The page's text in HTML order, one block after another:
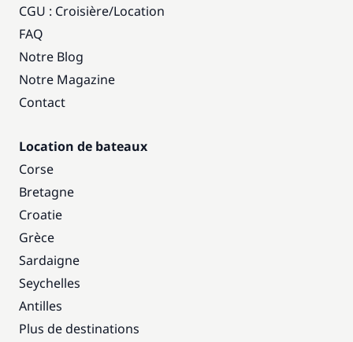
CGU : Croisière/Location
FAQ
Notre Blog
Notre Magazine
Contact
Location de bateaux
Corse
Bretagne
Croatie
Grèce
Sardaigne
Seychelles
Antilles
Plus de destinations